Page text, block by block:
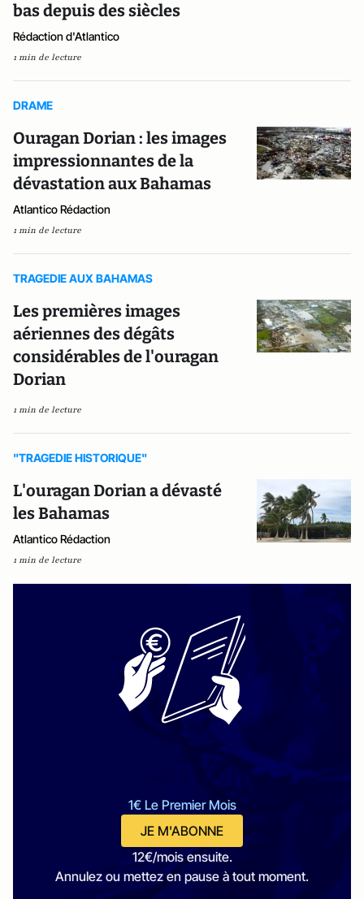
bas depuis des siècles
Rédaction d'Atlantico
1 min de lecture
DRAME
Ouragan Dorian : les images
impressionnantes de la
dévastation aux Bahamas
Atlantico Rédaction
1 min de lecture
TRAGEDIE AUX BAHAMAS
Les premières images
aériennes des dégâts
considérables de l'ouragan
Dorian
1 min de lecture
"TRAGEDIE HISTORIQUE"
L'ouragan Dorian a dévasté
les Bahamas
Atlantico Rédaction
1 min de lecture
1€ Le Premier Mois
JE M'ABONNE
12€/mois ensuite.
Annulez ou mettez en pause à tout moment.